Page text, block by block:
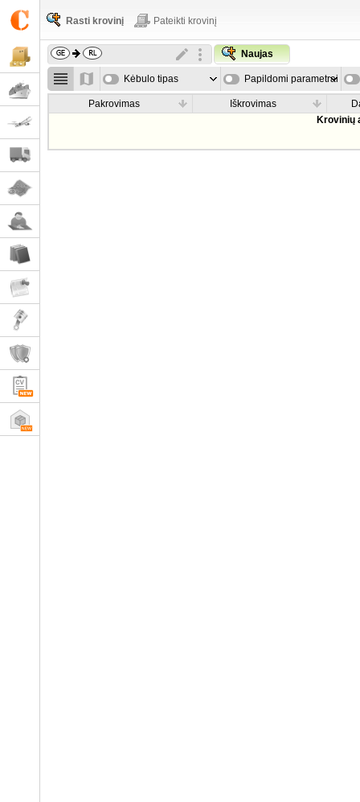
Rasti krovinį Pateikti krovinį
Naujas
Kėbulo tipas Papildomi parametrai
Pakrovimas Iškrovimas
Krovinių